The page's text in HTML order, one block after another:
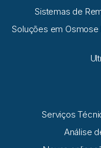
Sistemas de
Soluções em Osmose
Serviços
Análise